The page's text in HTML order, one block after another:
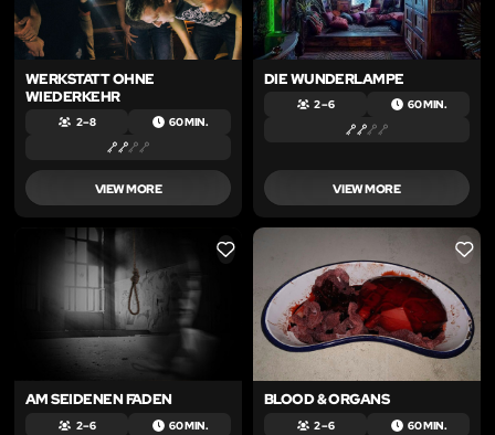
WERKSTATT OHNE
WIEDERKEHR
2 – 8 60 MIN.
VIEW MORE
DIE WUNDERLAMPE
2 – 6 60 MIN.
VIEW MORE
LIKE
AM SEIDENEN FADEN
2 – 6 60 MIN.
LIKE
BLOOD & ORGANS
2 – 6 60 MIN.